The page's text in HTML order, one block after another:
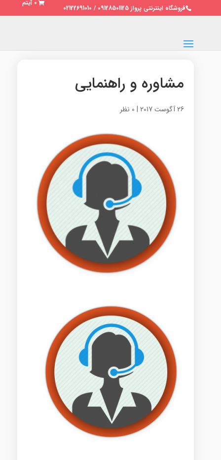
فروشگاه اینترنتی پرواز 09128501125 / 02122691010
0 آیتم
مشاوره و راهنمایی
26 آگوست 2017 | 0 نظر